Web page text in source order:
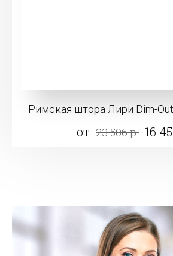
Римская штора Лири Dim-
от 23 506 р. 16